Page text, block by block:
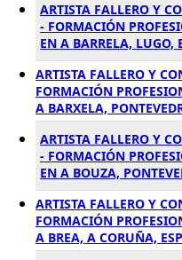
ARTISTA FALLERO Y
- FORMACIÓN
EN A BARRELA, LUGO,
ARTISTA FALLERO Y
FORMACIÓN
A BARXELA,
ARTISTA FALLERO Y
- FORMACIÓN
EN A BOUZA,
ARTISTA FALLERO Y
FORMACIÓN
A BREA, A CORUÑA,